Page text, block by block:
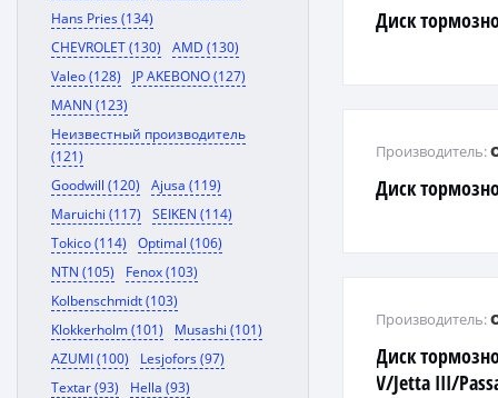
Hans Pries (134)
CHEVROLET (130)
AMD (130)
Valeo (128)
JP AKEBONO (127)
MANN (123)
Неизвестный производитель
(121)
Goodwill (120)
Ajusa (119)
Maruichi (117)
SEIKEN (114)
Tokico (114)
Optimal (106)
NTN (105)
Fenox (103)
Kolbenschmidt (103)
Klokkerholm (101)
Musashi (101)
AZUMI (100)
Lesjofors (97)
Textar (93)
Hella (93)
Диск
Диск
Производитель:
Диск
V/Jetta III/
Производитель: